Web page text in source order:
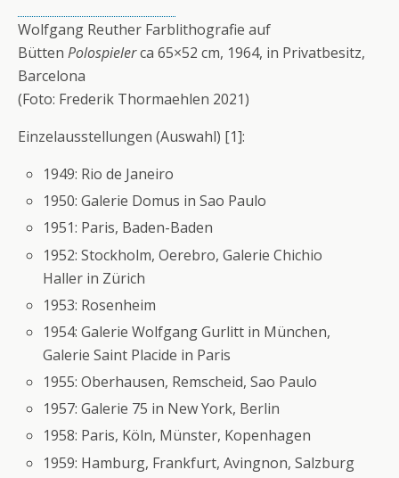
Wolfgang Reuther Farblithografie auf
Bütten Polospielerca 65×52 cm, 1964, in Privatbesitz,
Barcelona
(Foto: Frederik Thormaehlen 2021)
Einzelausstellungen (Auswahl) [1]:
1949: Rio de Janeiro
1950: Galerie Domus in Sao Paulo
1951: Paris, Baden-Baden
1952: Stockholm, Oerebro, Galerie Chichio
Haller in Zürich
1953: Rosenheim
1954: Galerie Wolfgang Gurlitt in München,
Galerie Saint Placide in Paris
1955: Oberhausen, Remscheid, Sao Paulo
1957: Galerie 75 in New York, Berlin
1958: Paris, Köln, Münster, Kopenhagen
1959: Hamburg, Frankfurt, Avingnon, Salzburg